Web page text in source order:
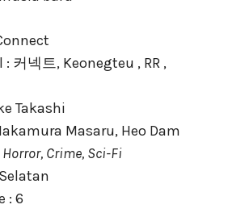
커넥트, Keonegteu , RR ,
Takashi
Masaru, Heo Dam
Crime, Sci-Fi
: 6